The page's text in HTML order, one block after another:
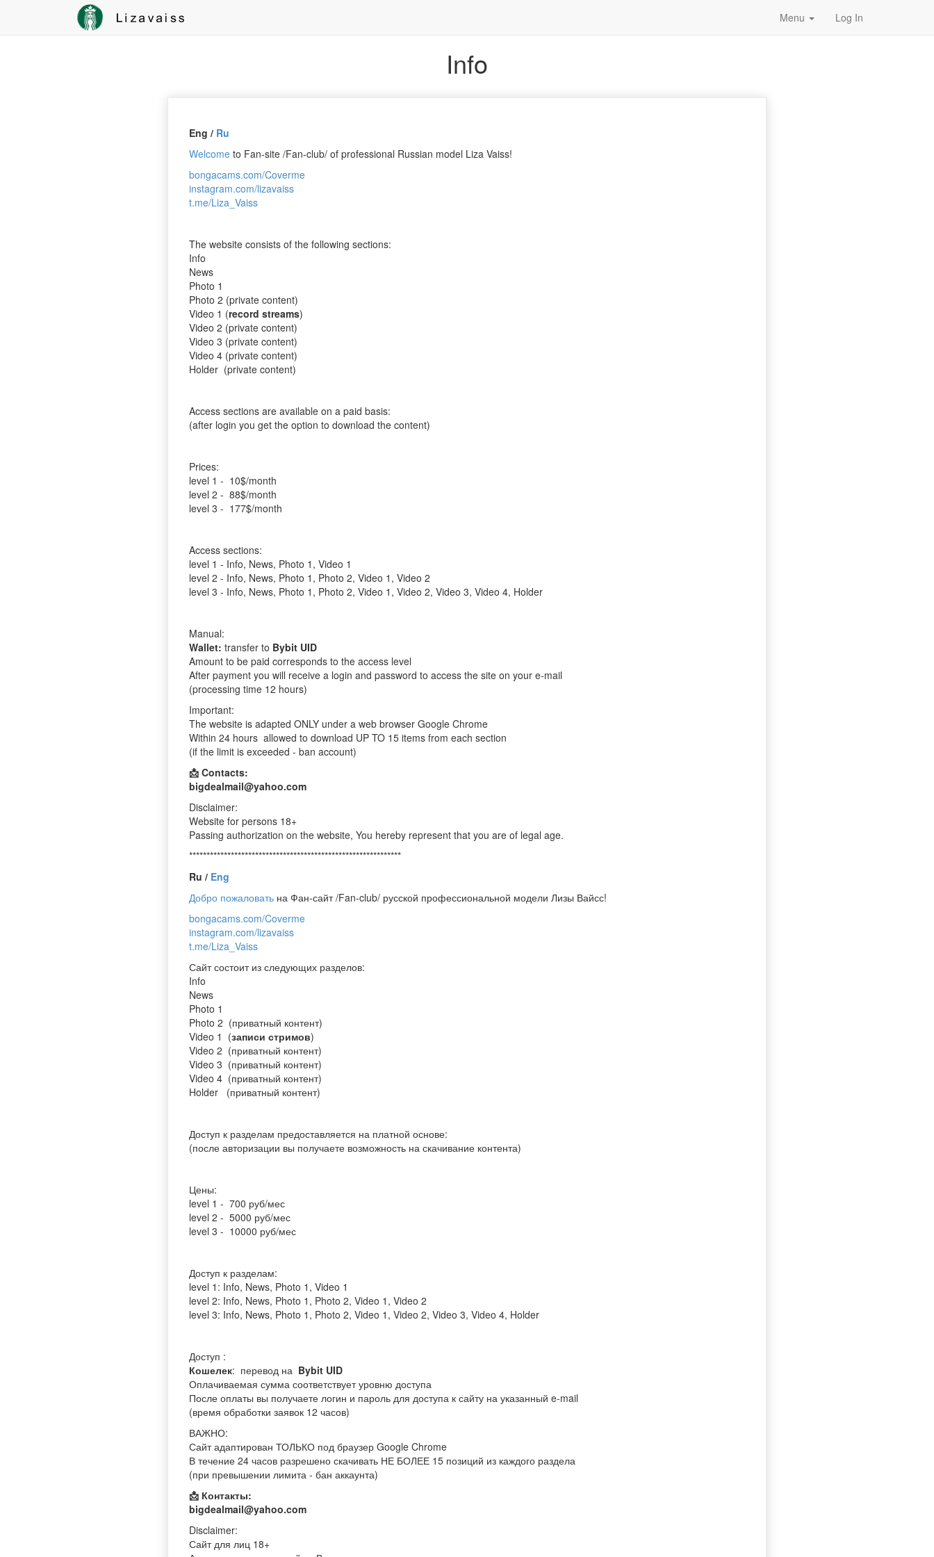
Menu Log In
Info
Eng / Ru
Welcome to Fan-site /Fan-club/ of professional Russian model Liza Vaiss!
bongacams.com/Coverme
instagram.com/lizavaiss
t.me/Liza_Vaiss
The website consists of the following sections:
Info
News
Photo 1
Photo 2 (private content)
Video 1 (record streams)
Video 2 (private content)
Video 3 (private content)
Video 4 (private content)
Holder (private content)
Access sections are available on a paid basis:
(after login you get the option to download the content)
Prices:
level 1 - 10$/month
level 2 - 88$/month
level 3 - 177$/month
Access sections:
level 1 - Info, News, Photo 1, Video 1
level 2 - Info, News, Photo 1, Photo 2, Video 1, Video 2
level 3 - Info, News, Photo 1, Photo 2, Video 1, Video 2, Video 3, Video 4, Holder
Manual:
Wallet: transfer to Bybit UID
Amount to be paid corresponds to the access level
After payment you will receive a login and password to access the site on your e-mail
(processing time 12 hours)
Important:
The website is adapted ONLY under a web browser Google Chrome
Within 24 hours allowed to download UP TO 15 items from each section
(if the limit is exceeded - ban account)
📩 Contacts:
bigdealmail@yahoo.com
Disclaimer:
Website for persons 18+
Passing authorization on the website, You hereby represent that you are of legal age.
*************************************************************
Ru / Eng
Добро пожаловать на Фан-сайт /Fan-club/ русской профессиональной модели Лизы Вайсс!
bongacams.com/Coverme
instagram.com/lizavaiss
t.me/Liza_Vaiss
Сайт состоит из следующих разделов:
Info
News
Photo 1
Photo 2 (приватный контент)
Video 1 (записи стримов)
Video 2 (приватный контент)
Video 3 (приватный контент)
Video 4 (приватный контент)
Holder (приватный контент)
Доступ к разделам предоставляется на платной основе:
(после авторизации вы получаете возможность на скачивание контента)
Цены:
level 1 - 700 руб/мес
level 2 - 5000 руб/мес
level 3 - 10000 руб/мес
Доступ к разделам:
level 1: Info, News, Photo 1, Video 1
level 2: Info, News, Photo 1, Photo 2, Video 1, Video 2
level 3: Info, News, Photo 1, Photo 2, Video 1, Video 2, Video 3, Video 4, Holder
Доступ :
Кошелек: перевод на Bybit UID
Оплачиваемая сумма соответствует уровню доступа
После оплаты вы получаете логин и пароль для доступа к сайту на указанный e-mail
(время обработки заявок 12 часов)
ВАЖНО:
Сайт адаптирован ТОЛЬКО под браузер Google Chrome
В течение 24 часов разрешено скачивать НЕ БОЛЕЕ 15 позиций из каждого раздела
(при превышении лимита - бан аккаунта)
📩 Контакты:
bigdealmail@yahoo.com
Disclaimer:
Сайт для лиц 18+